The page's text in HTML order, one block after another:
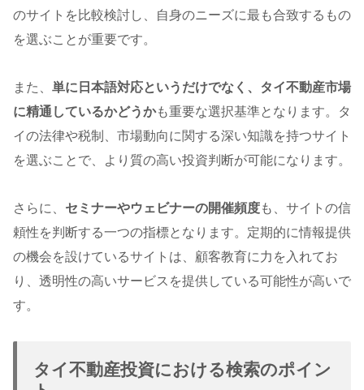
のサイトを比較検討し、自身のニーズに最も合致するもの
を選ぶことが重要です。
また、 単に日本語対応というだけでなく、タイ不動産市場
に精通しているかどうかも重要な選択基準となります。タ
イの法律や税制、市場動向に関する深い知識を持つサイト
を選ぶことで、より質の高い投資判断が可能になります。
さらに、 セミナーやウェビナーの開催頻度も、サイトの信
頼性を判断する一つの指標となります。定期的に情報提供
の機会を設けているサイトは、顧客教育に力を入れてお
り、透明性の高いサービスを提供している可能性が高いで
す。
タイ不動産投資における検索のポイン